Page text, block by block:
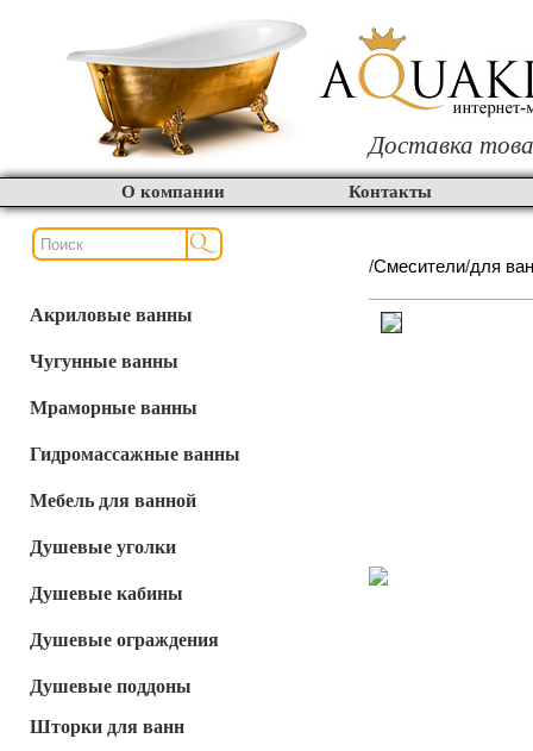
Доставка
О компании Контакты
Акриловые ванны
Чугунные ванны
Мраморные ванны
Гидромассажные ванны
Мебель для ванной
Душевые уголки
Душевые кабины
Душевые ограждения
Душевые поддоны
Шторки для ванн
/Смесители/для